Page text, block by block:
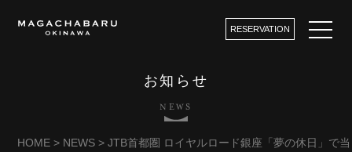
RESERVATION
お知らせ
NEWS
HOME > NEWS >JTB首都圏 ロイヤルロード銀座「夢の休日」で当